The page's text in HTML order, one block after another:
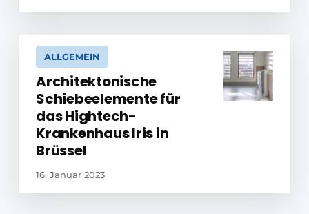
ALLGEMEIN
Architektonische
Schiebeelemente für
das Hightech-
Krankenhaus Iris in
Brüssel
16. Januar 2023